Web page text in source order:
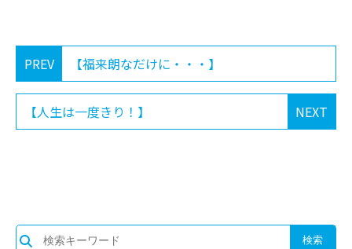
PREV 【福来朗なだけに・・・】
NEXT
【人生は一度きり！】